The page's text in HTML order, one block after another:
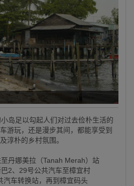
岛足以勾起人们对过去俭朴生活的
游玩，还是漫步其间，都能享受到
淳朴的乡村氛围。
丹娜美拉（Tanah Merah）站
巴2、29号公共汽车至樟宜村
汽车转换站，再到樟宜码头